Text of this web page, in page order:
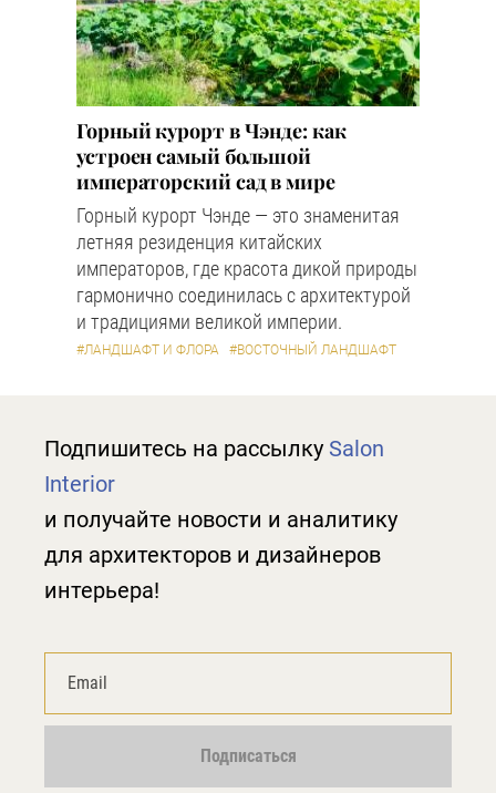
Горный курорт в Чэнде: как
устроен самый большой
императорский сад в мире
Горный курорт Чэнде — это знаменитая
летняя резиденция китайских
императоров, где красота дикой природы
гармонично соединилась с архитектурой
и традициями великой империи.
#ЛАНДШАФТ И ФЛОРА #ВОСТОЧНЫЙ ЛАНДШАФТ
Подпишитесь на рассылку Salon
Interior
и получайте новости и аналитику
для архитекторов и дизайнеров
интерьера!
Подписаться